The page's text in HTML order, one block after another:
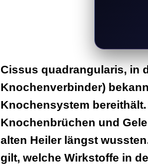
Cissus quadrangularis, in
Knochenverbinder)
Knochensystem
Knochenbrüchen und
alten Heiler längst
gilt, welche Wirkstoffe in